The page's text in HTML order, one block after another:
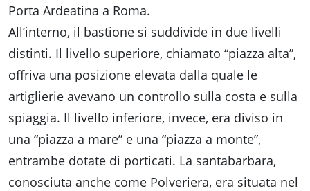
Porta Ardeatina a Roma.
All’interno, il bastione si suddivide in due livelli
distinti. Il livello superiore, chiamato “piazza alta”,
offriva una posizione elevata dalla quale le
artiglierie avevano un controllo sulla costa e sulla
spiaggia. Il livello inferiore, invece, era diviso in
una “piazza a mare” e una “piazza a monte”,
entrambe dotate di porticati. La santabarbara,
conosciuta anche come Polveriera, era situata nel